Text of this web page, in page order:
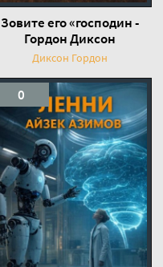
Зовите его «господин -
Гордон Диксон
Диксон Гордон
0